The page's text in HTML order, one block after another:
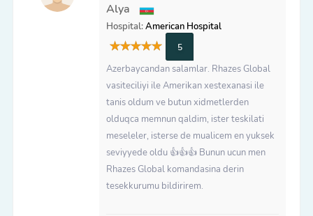
Alya
Hospital:American Hospital
5
Azerbaycandan salamlar. Rhazes Global
vasiteciliyi ile Amerikan xestexanasi ile
tanis oldum ve butun xidmetlerden
olduqca memnun qaldim, ister teskilati
meseleler, isterse de mualicem en yuksek
seviyyede oldu 👍👍👍 Bunun ucun men
Rhazes Global komandasina derin
tesekkurumu bildirirem.